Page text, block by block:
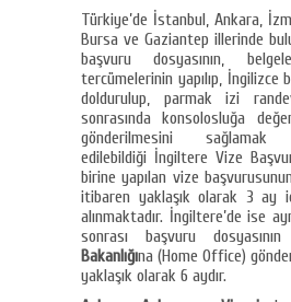
Türkiye’de İstanbul, Ankara,
Bursa ve Gaziantep illerinde
başvuru dosyasının,
tercümelerinin yapılıp, İngilizce
doldurulup, parmak izi
sonrasında konsolosluğa
gönderilmesini
edilebildiği İngiltere Vize
birine yapılan vize
itibaren yaklaşık olarak 3 ay
alınmaktadır. İngiltere’de ise
sonrası başvuru dosyasının
Bakanlığına (Home Office)
yaklaşık olarak 6 aydır.